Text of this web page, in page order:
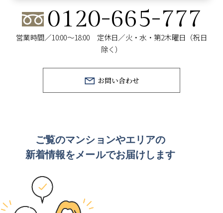
0120-665-777
営業時間／10:00～18:00 定休日／火・水・第2木曜日（祝日
除く）
お問い合わせ
ご覧のマンションやエリアの
新着情報をメールでお届けします